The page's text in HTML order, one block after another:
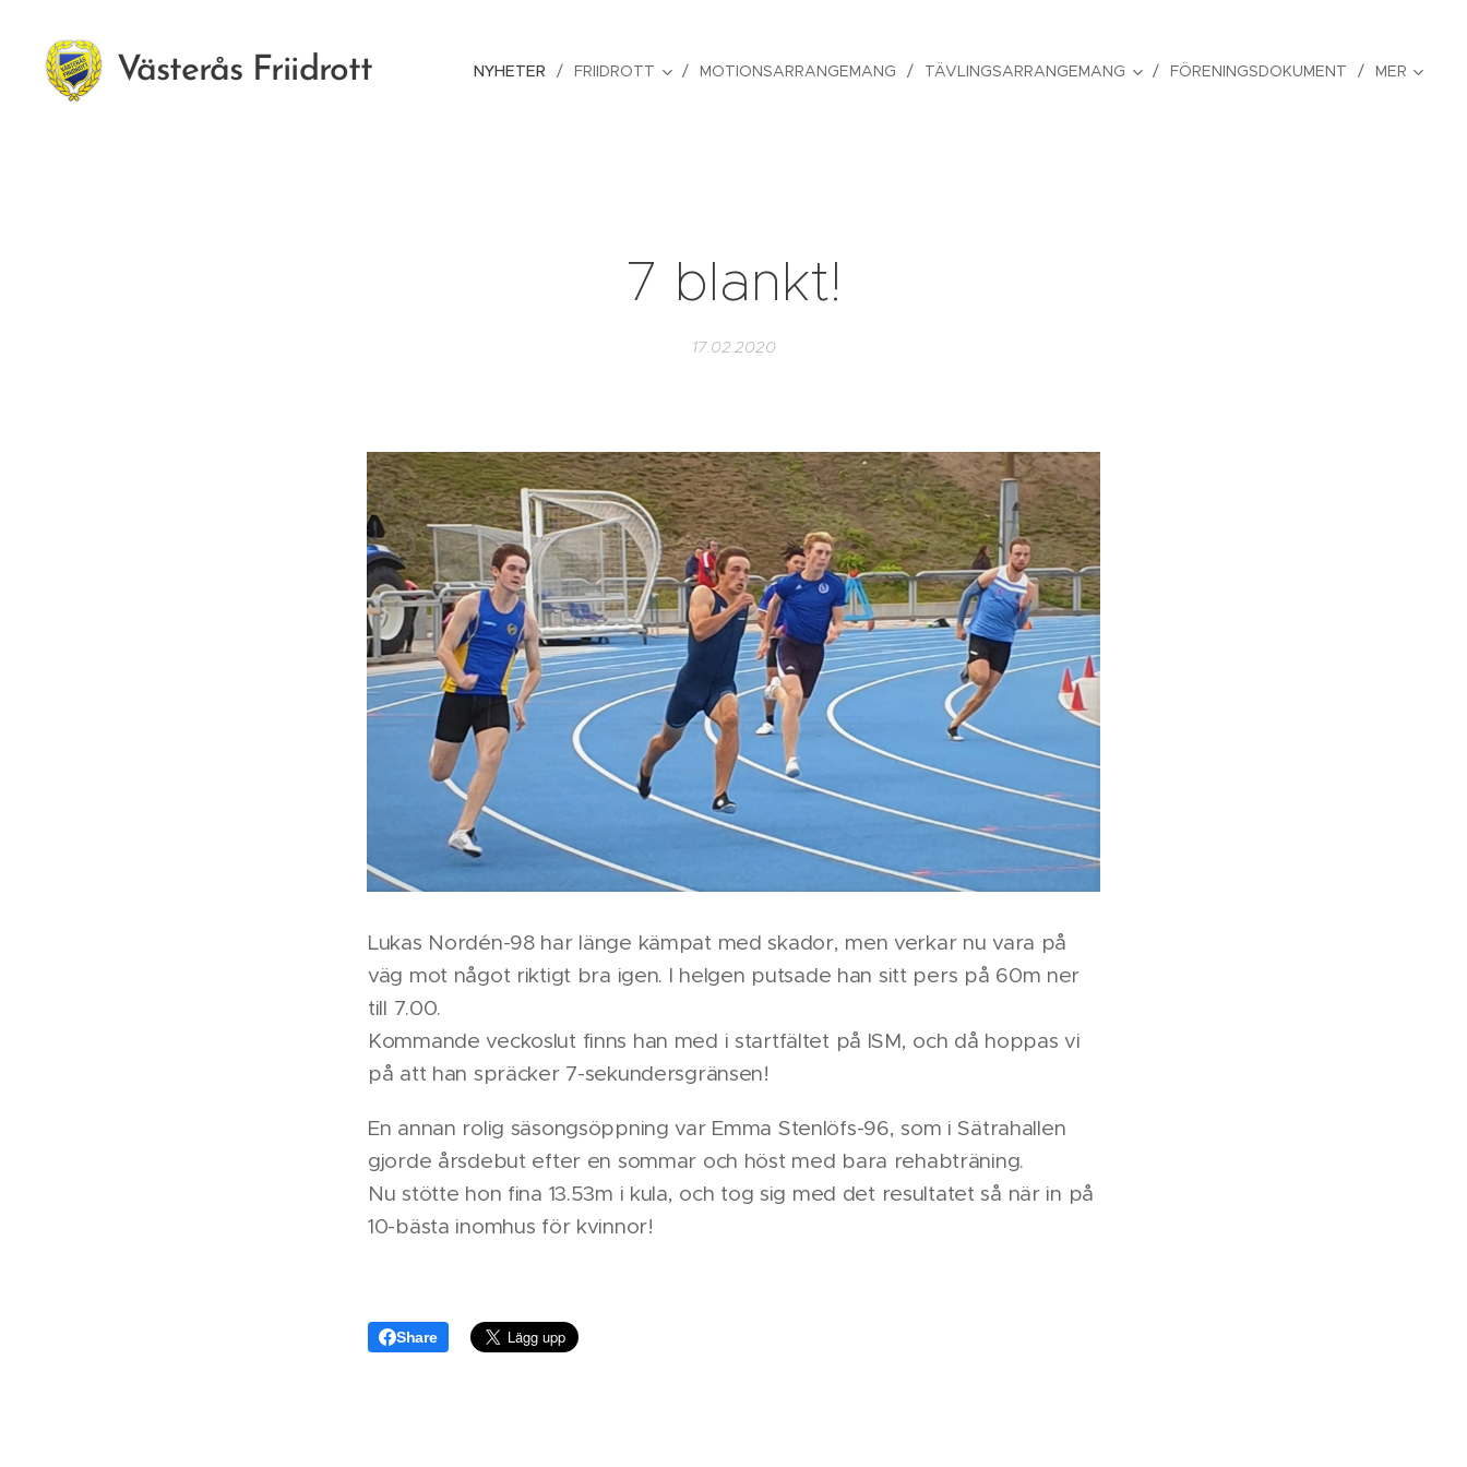
Västerås Friidrott NYHETER FRIIDROTT MOTIONSARRANGEMANG TÄVLINGSARRANGEMANG FÖRENINGSDOKUMENT MER
7 blankt!
17.02.2020
Lukas Nordén-98 har länge kämpat med skador, men verkar nu vara på
väg mot något riktigt bra igen. I helgen putsade han sitt pers på 60m ner
till 7.00.
Kommande veckoslut finns han med i startfältet på ISM, och då hoppas vi
på att han spräcker 7-sekundersgränsen!
En annan rolig säsongsöppning var Emma Stenlöfs-96, som i Sätrahallen
gjorde årsdebut efter en sommar och höst med bara rehabträning.
Nu stötte hon fina 13.53m i kula, och tog sig med det resultatet så när in på
10-bästa inomhus för kvinnor!
Share